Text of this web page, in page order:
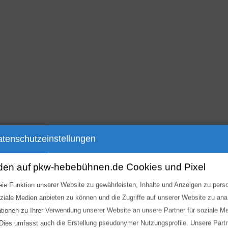
Angebot!
auf pkw-hebebühnen.de Cookies und Pixel
Funktion unserer Website zu gewährleisten, Inhalte und Anzeigen zu
Medien anbieten zu können und die Zugriffe auf unserer Website zu
zu Ihrer Verwendung unserer Website an unsere Partner für soziale
umfasst auch die Erstellung pseudonymer Nutzungsprofile. Unsere